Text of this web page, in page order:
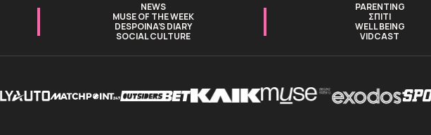
NEWS
MUSE OF THE WEEK
DESPOINA’S DIARY
SOCIAL CULTURE
PARENTING
ΣΠΙΤΙ
WELL BEING
VIDCAST